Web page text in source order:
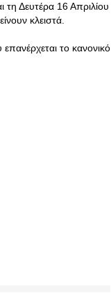
τη Δευτέρα 16 Απριλίου
κλειστά.
το κανονικό